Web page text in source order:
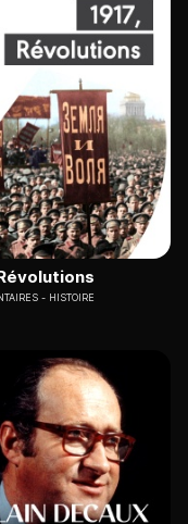
HISTOIRE